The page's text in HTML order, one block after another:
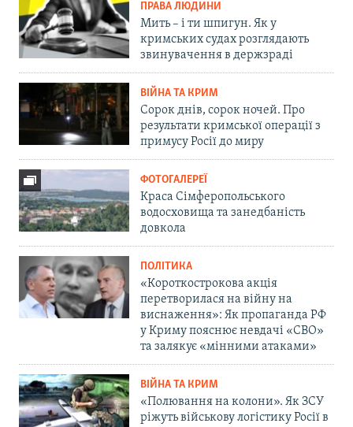
ПРАВА ЛЮДИНИ
Мить – і ти шпигун. Як у
кримських судах розглядають
звинувачення в держзраді
ВІЙНА ТА КРИМ
Сорок днів, сорок ночей. Про
результати кримської операції з
примусу Росії до миру
ФОТОГАЛЕРЕЇ
Краса Сімферопольського
водосховища та занедбаність
довкола
ПОЛІТИКА
«Короткострокова акція
перетворилася на війну на
виснаження»: Як пропаганда РФ
у Криму пояснює невдачі «СВО»
та залякує «мінними атаками»
ВІЙНА ТА КРИМ
«Полювання на колони». Як ЗСУ
ріжуть військову логістику Росії в